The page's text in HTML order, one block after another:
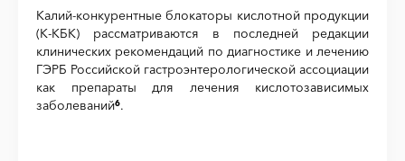
Калий-конкурентные блокаторы кислотной продукции
(К-КБК) рассматриваются в последней редакции
клинических рекомендаций по диагностике и лечению
ГЭРБ Российской гастроэнтерологической ассоциации
как препараты для лечения кислотозависимых
заболеваний6.